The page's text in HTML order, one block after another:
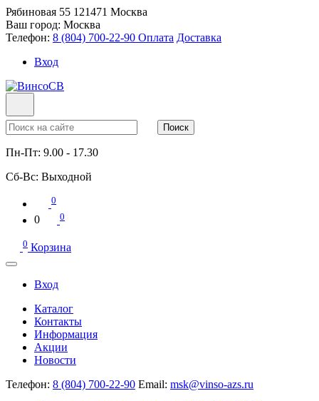
Рябиновая 55 121471 Москва
Ваш город: Москва
Телефон: 8 (804) 700-22-90 Оплата Доставка
Вход
Поиск
Пн-Пт: 9.00 - 17.30
Сб-Вс: Выходной
0
0 0
0 Корзина
Вход
Каталог
Контакты
Информация
Акции
Новости
Телефон: 8 (804) 700-22-90 Email: msk@vinso-azs.ru